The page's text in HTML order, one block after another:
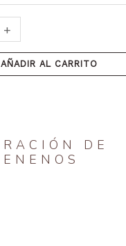
+
AÑADIR AL CARRITO
DE